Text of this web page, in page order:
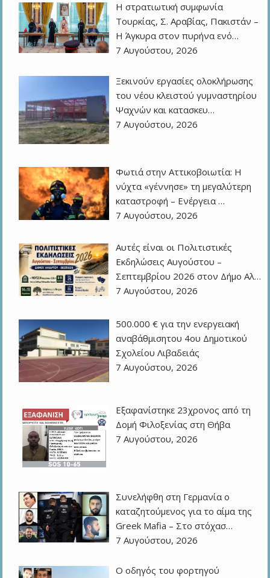
Η στρατιωτική συμφωνία
Τουρκίας, Σ. Αραβίας, Πακιστάν –
Η Άγκυρα στον πυρήνα ενό…
7 Αυγούστου, 2026
Ξεκινούν εργασίες ολοκλήρωσης
του νέου κλειστού γυμναστηρίου
Ψαχνών και κατασκευ…
7 Αυγούστου, 2026
Φωτιά στην Αττικοβοιωτία: Η
νύχτα «γέννησε» τη μεγαλύτερη
καταστροφή – Ενέργεια …
7 Αυγούστου, 2026
Αυτές είναι οι Πολιτιστικές
Εκδηλώσεις Αυγούστου –
Σεπτεμβρίου 2026 στον Δήμο Αλ…
7 Αυγούστου, 2026
500.000 € για την ενεργειακή
αναβάθμισητου 4ου Δημοτικού
Σχολείου Λιβαδειάς
7 Αυγούστου, 2026
Εξαφανίστηκε 23χρονος από τη
Δομή Φιλοξενίας στη Θήβα
7 Αυγούστου, 2026
Συνελήφθη στη Γερμανία ο
καταζητούμενος για το αίμα της
Greek Mafia – Στο στόχασ…
7 Αυγούστου, 2026
Ο οδηγός του φορτηγού